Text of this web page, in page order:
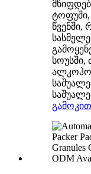
ტოფუში,
წვენში,
სოუსში,